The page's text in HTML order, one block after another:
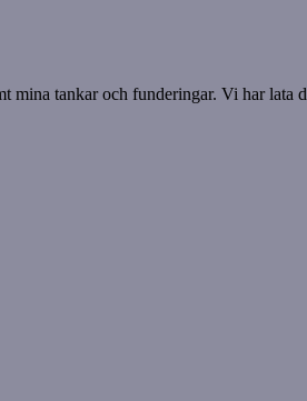
mina tankar och funderingar. Vi har lata